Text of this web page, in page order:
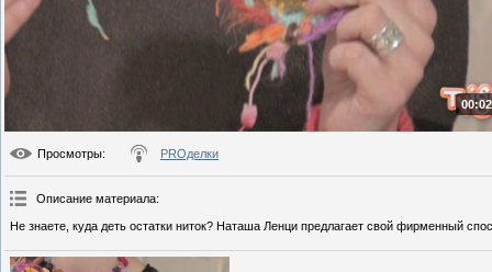
Просмотры: PROделки
Описание материала:
Не знаете, куда деть остатки ниток? Наташа Ленци предлагает свой фирменный